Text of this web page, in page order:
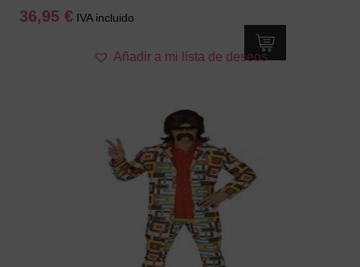
36,95 € IVA incluido
producto
variantes.
Las
opciones
se
pueden
elegir
en
Añadir a mi lista de deseos